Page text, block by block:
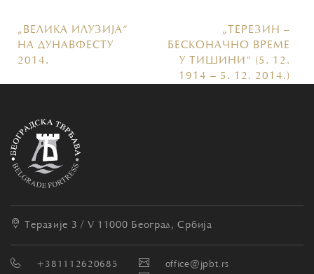
„ВЕЛИКА ИЛУЗИЈА“
НА ДУНАВФЕСТУ
2014.
„ТЕРЕЗИН –
БЕСКОНАЧНО ВРЕМЕ
У ТИШИНИ“ (5. 12.
1914 – 5. 12. 2014.)
Теразије 3 / V 11000 Београд, Србија
+381112620685
office@jpbt.rs